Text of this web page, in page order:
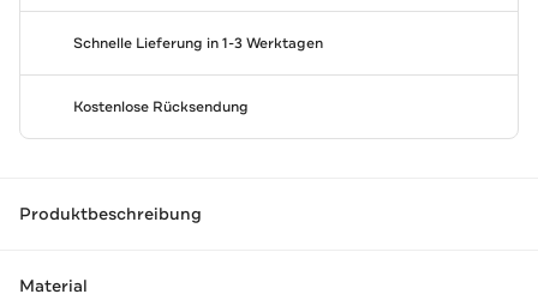
Schnelle Lieferung in 1-3 Werktagen
Kostenlose Rücksendung
Produktbeschreibung
Material